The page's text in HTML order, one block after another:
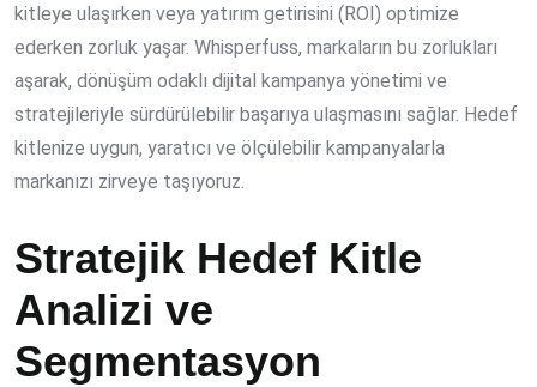
kitleye ulaşırken veya yatırım getirisini (ROI) optimize
ederken zorluk yaşar. Whisperfuss, markaların bu zorlukları
aşarak, dönüşüm odaklı dijital kampanya yönetimi ve
stratejileriyle sürdürülebilir başarıya ulaşmasını sağlar. Hedef
kitlenize uygun, yaratıcı ve ölçülebilir kampanyalarla
markanızı zirveye taşıyoruz.
Stratejik Hedef Kitle
Analizi ve
Segmentasyon